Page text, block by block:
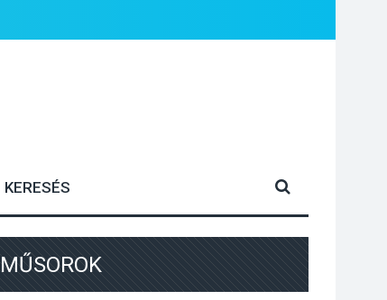
MŰSOROK